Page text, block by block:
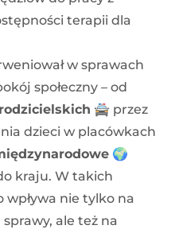
terapii dla
w sprawach
społeczny – od
🚔 przez
dzieci w placówkach
🌍
kraju. W takich
wpływa nie tylko na
ale też na